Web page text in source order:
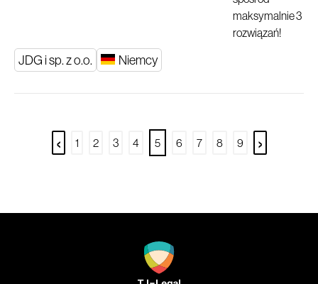
JDG i sp. z o.o. Niemcy
‹ 1 2 3 4 5 6 7 8 9 ›